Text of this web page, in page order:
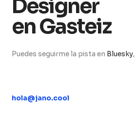
Designer
en Gasteiz
Puedes seguirme la pista en Bluesky,
hola@jano.cool